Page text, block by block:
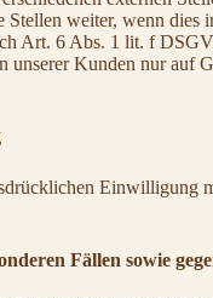
Stellen weiter, wenn
Art. 6 Abs. 1 lit. f
unserer Kunden nur
Fällen sowie